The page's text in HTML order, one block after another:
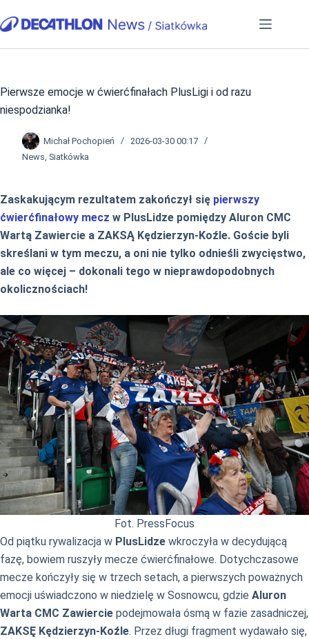
do
Pierwsze emocje w ćwierćfinałach PlusLigi i od razu
niespodzianka!
Michał Pochopień
2026-03-30 00:17
News, Siatkówka
Zaskakującym rezultatem zakończył się pierwszy
ćwierćfinałowy mecz w PlusLidze pomiędzy Aluron CMC
Wartą Zawiercie a ZAKSĄ Kędzierzyn-Koźle. Goście byli
skreślani w tym meczu, a oni nie tylko odnieśli zwycięstwo,
ale co więcej – dokonali tego w nieprawdopodobnych
okolicznościach!
Fot. PressFocus
Od piątku rywalizacja w PlusLidze wkroczyła w decydującą
fazę, bowiem ruszyły mecze ćwierćfinałowe. Dotychczasowe
mecze kończyły się w trzech setach, a pierwszych poważnych
emocji uświadczono w niedzielę w Sosnowcu, gdzie Aluron
Warta CMC Zawiercie podejmowała ósmą w fazie zasadniczej,
ZAKSĘ Kędzierzyn-Koźle. Przez długi fragment wydawało się,